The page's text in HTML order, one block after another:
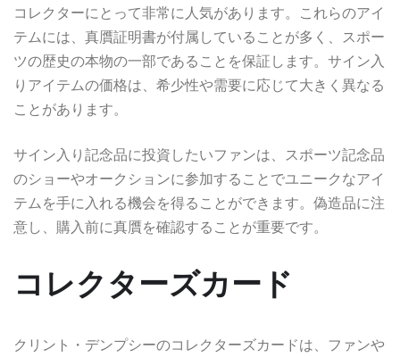
コレクターにとって非常に人気があります。これらのアイ
テムには、真贋証明書が付属していることが多く、スポー
ツの歴史の本物の一部であることを保証します。サイン入
りアイテムの価格は、希少性や需要に応じて大きく異なる
ことがあります。
サイン入り記念品に投資したいファンは、スポーツ記念品
のショーやオークションに参加することでユニークなアイ
テムを手に入れる機会を得ることができます。偽造品に注
意し、購入前に真贋を確認することが重要です。
コレクターズカード
クリント・デンプシーのコレクターズカードは、ファンや